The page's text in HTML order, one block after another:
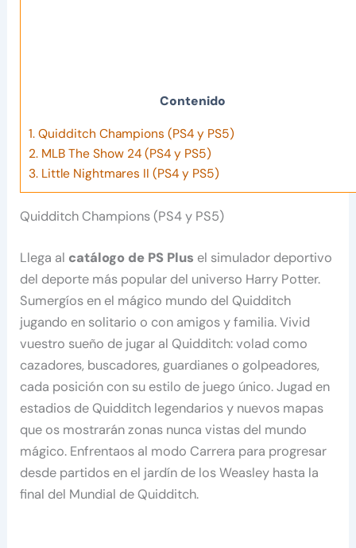
Contenido
1. Quidditch Champions (PS4 y PS5)
2. MLB The Show 24 (PS4 y PS5)
3. Little Nightmares II (PS4 y PS5)
Quidditch Champions (PS4 y PS5)
Llega al catálogo de PS Plus el simulador deportivo
del deporte más popular del universo Harry Potter.
Sumergíos en el mágico mundo del Quidditch
jugando en solitario o con amigos y familia. Vivid
vuestro sueño de jugar al Quidditch: volad como
cazadores, buscadores, guardianes o golpeadores,
cada posición con su estilo de juego único. Jugad en
estadios de Quidditch legendarios y nuevos mapas
que os mostrarán zonas nunca vistas del mundo
mágico. Enfrentaos al modo Carrera para progresar
desde partidos en el jardín de los Weasley hasta la
final del Mundial de Quidditch.